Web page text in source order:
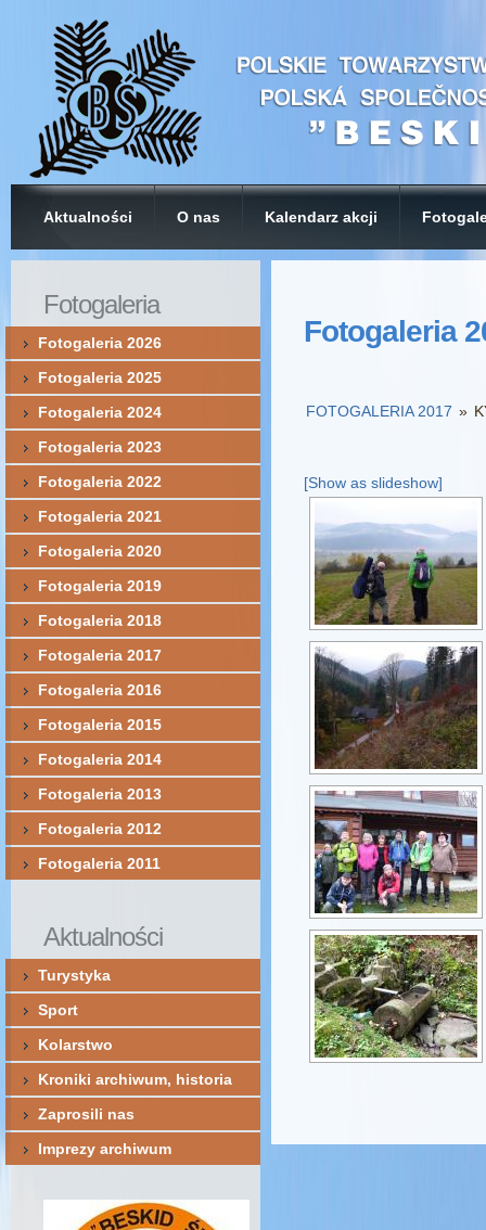
Aktualności O nas Kalendarz akcji
Fotogaleria
FOTOGALERIA 2017 »
[Show as slideshow]
Fotogaleria
Fotogaleria 2026
Fotogaleria 2025
Fotogaleria 2024
Fotogaleria 2023
Fotogaleria 2022
Fotogaleria 2021
Fotogaleria 2020
Fotogaleria 2019
Fotogaleria 2018
Fotogaleria 2017
Fotogaleria 2016
Fotogaleria 2015
Fotogaleria 2014
Fotogaleria 2013
Fotogaleria 2012
Fotogaleria 2011
Aktualności
Turystyka
Sport
Kolarstwo
Kroniki archiwum, historia
Zaprosili nas
Imprezy archiwum